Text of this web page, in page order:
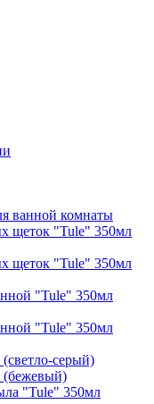
ванной комнаты
щеток "Tule" 350мл
щеток "Tule" 350мл
"Tule" 350мл
"Tule" 350мл
серый)
"Tule" 350мл